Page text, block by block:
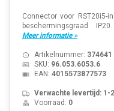
Connector voor
beschermingsgraad
Meer informatie »
Artikelnummer: 374641
SKU: 96.053.6053.6
EAN: 4015573877573
Verwachte levertijd: 1-
Voorraad: 0